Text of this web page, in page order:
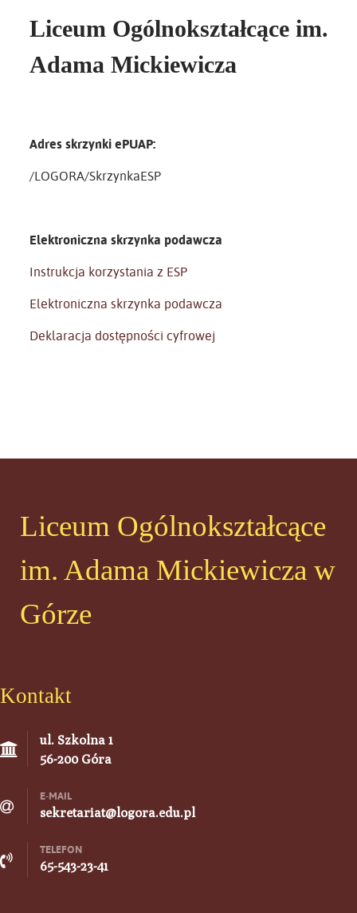
Liceum Ogólnokształcące im.
Adama Mickiewicza
Adres skrzynki ePUAP:
/LOGORA/SkrzynkaESP
Elektroniczna skrzynka podawcza
Instrukcja korzystania z ESP
Elektroniczna skrzynka podawcza
Deklaracja dostępności cyfrowej
Liceum Ogólnokształcące
im. Adama Mickiewicza w
Górze
Kontakt
ul. Szkolna 1
56-200 Góra
E-MAIL
sekretariat@logora.edu.pl
TELEFON
65-543-23-41